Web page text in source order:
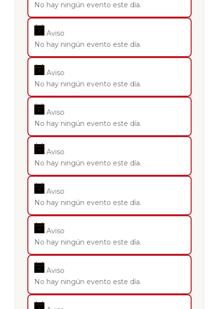
No hay ningún evento este día.
Aviso
No hay ningún evento este día.
Aviso
No hay ningún evento este día.
Aviso
No hay ningún evento este día.
Aviso
No hay ningún evento este día.
Aviso
No hay ningún evento este día.
Aviso
No hay ningún evento este día.
Aviso
No hay ningún evento este día.